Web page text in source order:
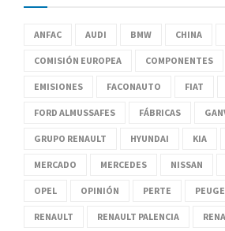
ANFAC AUDI BMW CHINA
COMISIÓN EUROPEA COMPONENTES
EMISIONES FACONAUTO FIAT
FORD ALMUSSAFES FÁBRICAS
GRUPO RENAULT HYUNDAI KIA
MERCADO MERCEDES NISSAN
OPEL OPINIÓN PERTE
RENAULT RENAULT PALENCIA